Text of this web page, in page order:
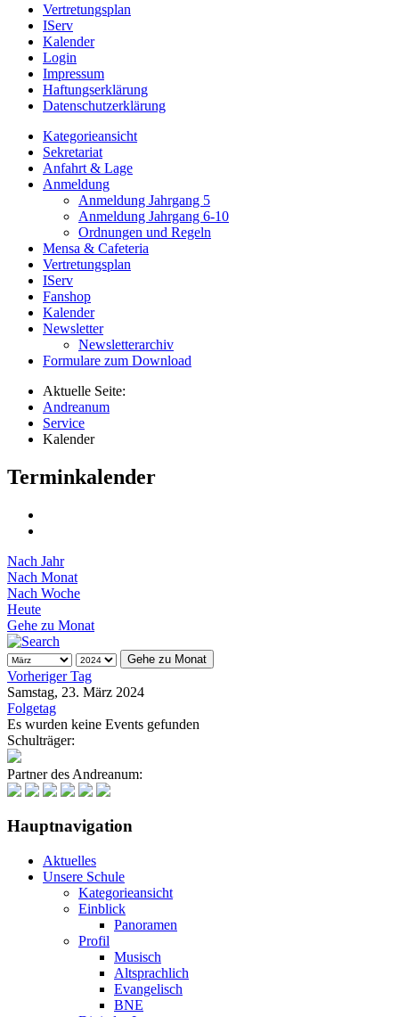
Vertretungsplan
IServ
Kalender
Login
Impressum
Haftungserklärung
Datenschutzerklärung
Kategorieansicht
Sekretariat
Anfahrt & Lage
Anmeldung
Anmeldung Jahrgang 5
Anmeldung Jahrgang 6-10
Ordnungen und Regeln
Mensa & Cafeteria
Vertretungsplan
IServ
Fanshop
Kalender
Newsletter
Newsletterarchiv
Formulare zum Download
Aktuelle Seite:
Andreanum
Service
Kalender
Terminkalender
Nach Jahr
Nach Monat
Nach Woche
Heute
Gehe zu Monat
Gehe zu Monat
Vorheriger Tag
Samstag, 23. März 2024
Folgetag
Es wurden keine Events gefunden
Schulträger:
Partner des Andreanum:
Hauptnavigation
Aktuelles
Unsere Schule
Kategorieansicht
Einblick
Panoramen
Profil
Musisch
Altsprachlich
Evangelisch
BNE